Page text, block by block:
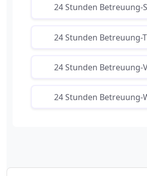
24 Stunden Betreuung-
24 Stunden Betreuung-
24 Stunden Betreuung-
24 Stunden Betreuung-